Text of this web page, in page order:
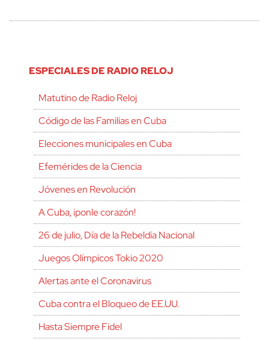
ESPECIALES DE RADIO RELOJ
Matutino de Radio Reloj
Código de las Familias en Cuba
Elecciones municipales en Cuba
Efemérides de la Ciencia
Jóvenes en Revolución
A Cuba, ¡ponle corazón!
26 de julio, Día de la Rebeldía Nacional
Juegos Olímpicos Tokio 2020
Alertas ante el Coronavirus
Cuba contra el Bloqueo de EE.UU.
Hasta Siempre Fidel